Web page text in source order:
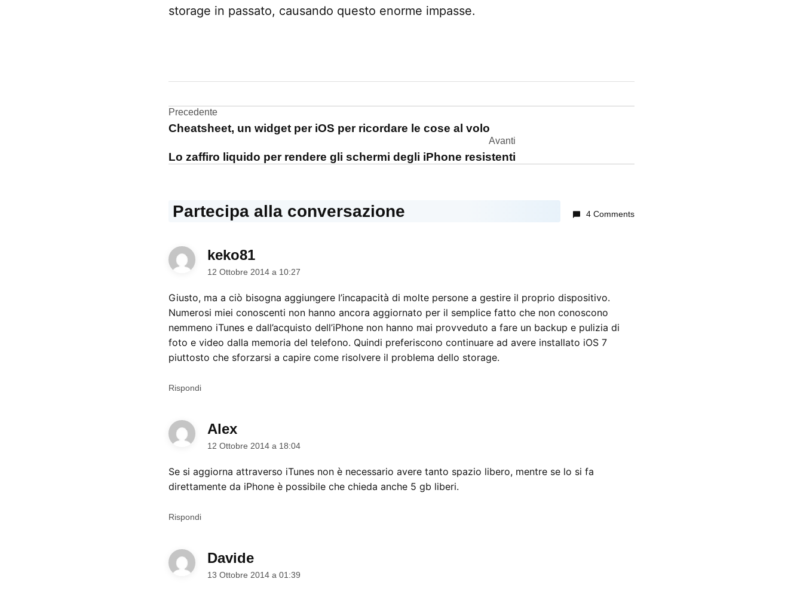
storage in passato, causando questo enorme impasse.
8
Navigazione
Precedente
Cheatsheet, un widget per iOS per ricordare le cose al volo
Avanti
Lo zaffiro liquido per rendere gli schermi degli iPhone resistenti
Partecipa alla conversazione 4 Comments
keko81dice:
12 Ottobre 2014 a 10:27
Giusto, ma a ciò bisogna aggiungere l’incapacità di molte persone a gestire il proprio dispositivo.
Numerosi miei conoscenti non hanno ancora aggiornato per il semplice fatto che non conoscono
nemmeno iTunes e dall’acquisto dell’iPhone non hanno mai provveduto a fare un backup e pulizia di
foto e video dalla memoria del telefono. Quindi preferiscono continuare ad avere installato iOS 7
piuttosto che sforzarsi a capire come risolvere il problema dello storage.
Rispondi
Alexdice:
12 Ottobre 2014 a 18:04
Se si aggiorna attraverso iTunes non è necessario avere tanto spazio libero, mentre se lo si fa
direttamente da iPhone è possibile che chieda anche 5 gb liberi.
Rispondi
Davidedice:
13 Ottobre 2014 a 01:39